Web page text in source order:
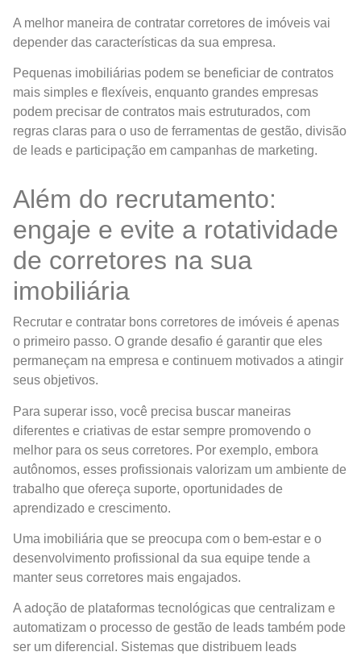
A melhor maneira de contratar corretores de imóveis vai
depender das características da sua empresa.
Pequenas imobiliárias podem se beneficiar de contratos
mais simples e flexíveis, enquanto grandes empresas
podem precisar de contratos mais estruturados, com
regras claras para o uso de ferramentas de gestão, divisão
de leads e participação em campanhas de marketing.
Além do recrutamento:
engaje e evite a rotatividade
de corretores na sua
imobiliária
Recrutar e contratar bons corretores de imóveis é apenas
o primeiro passo. O grande desafio é garantir que eles
permaneçam na empresa e continuem motivados a atingir
seus objetivos.
Para superar isso, você precisa buscar maneiras
diferentes e criativas de estar sempre promovendo o
melhor para os seus corretores. Por exemplo, embora
autônomos, esses profissionais valorizam um ambiente de
trabalho que ofereça suporte, oportunidades de
aprendizado e crescimento.
Uma imobiliária que se preocupa com o bem-estar e o
desenvolvimento profissional da sua equipe tende a
manter seus corretores mais engajados.
A adoção de plataformas tecnológicas que centralizam e
automatizam o processo de gestão de leads também pode
ser um diferencial. Sistemas que distribuem leads